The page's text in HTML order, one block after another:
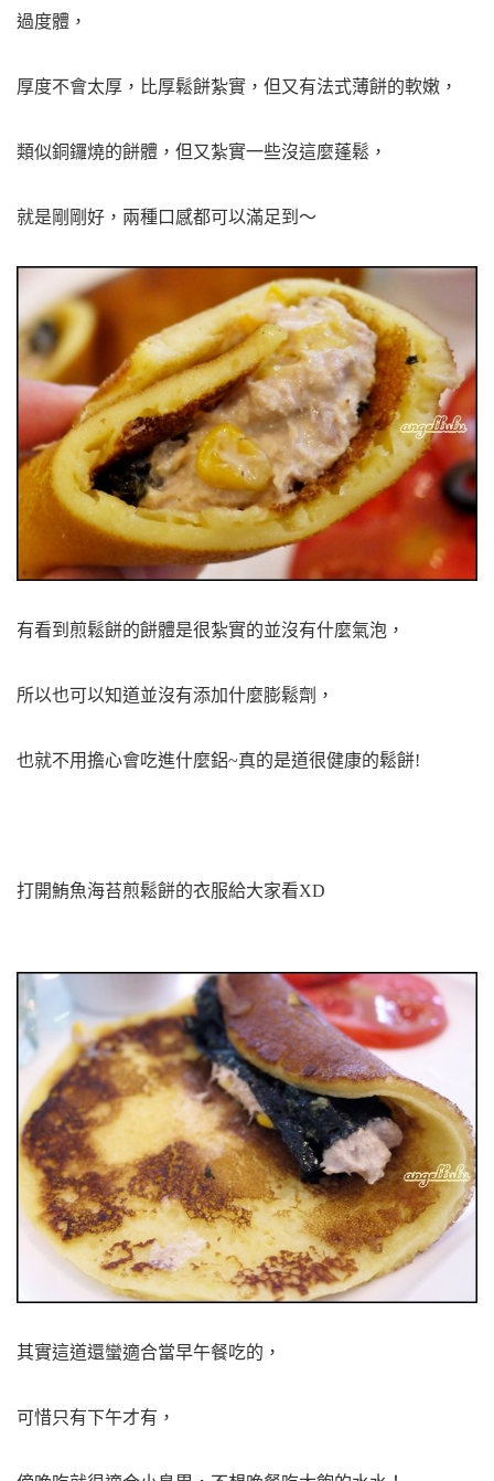
過度體，
厚度不會太厚， 比厚鬆餅紮實，但又有法式薄餅的軟嫩，
類似銅鑼燒的餅體，但又紮實一些沒這麼蓬鬆，
就是剛剛好，兩種口感都可以滿足到～
有看到煎鬆餅的餅體是很紮實的並沒有什麼氣泡，
所以也可以知道並沒有添加什麼膨鬆劑，
也就不用擔心會吃進什麼鋁~真的是道很健康的鬆餅!
打開鮪魚海苔煎鬆餅的衣服給大家看XD
其實這道還蠻適合當早午餐吃的，
可惜只有下午才有，